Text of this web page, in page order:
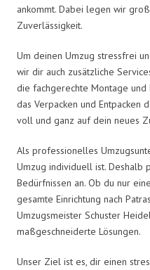
ankommt. Dabei legen wir
Zuverlässigkeit.
Um deinen Umzug stressfrei
wir dir auch zusätzliche
die fachgerechte Montage
das Verpacken und Entpacken
voll und ganz auf dein neues
Als professionelles
Umzug individuell ist. Deshalb
Bedürfnissen an. Ob du nur
gesamte Einrichtung nach
Umzugsmeister Schuster
maßgeschneiderte Lösungen.
Unser Ziel ist es, dir einen